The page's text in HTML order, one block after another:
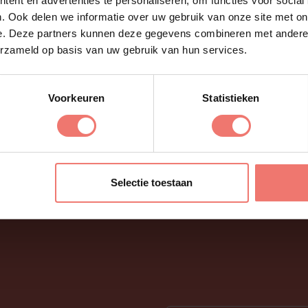
Ook delen we informatie over uw gebruik van onze site met
Deze partners kunnen deze gegevens combineren met
op basis van uw gebruik van hun services.
Voorkeuren Statistieken
Selectie toestaan
goede artiesten zijn eerder volgeboekt
krijgt gewoon eerlijk advies over wat werkt voor
als ze passen bij jouw event. Wij helpen je die
je in gedachten hebt. Dan zorgen wij voor de rest.